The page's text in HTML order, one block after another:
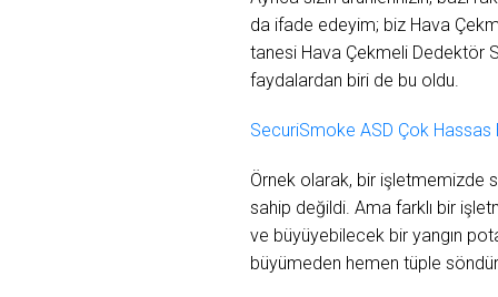
da ifade edeyim; biz Hava
tanesi Hava Çekmeli Dedektör
faydalardan biri de bu oldu.
SecuriSmoke ASD Çok Hassas
Örnek olarak, bir işletmemizde
sahip değildi. Ama farklı bir
ve büyüyebilecek bir yangın
büyümeden hemen tüple